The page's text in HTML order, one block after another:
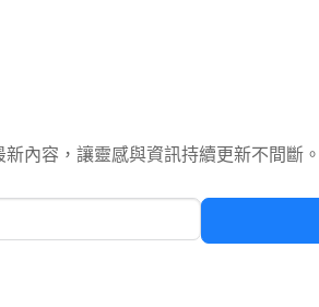
內容，讓靈感與資訊持續更新不間斷。